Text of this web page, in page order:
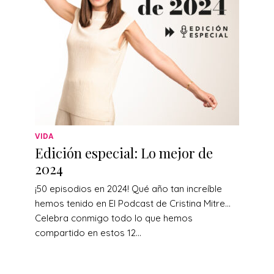
VIDA
Edición especial: Lo mejor de
2024
¡50 episodios en 2024! Qué año tan increíble
hemos tenido en El Podcast de Cristina Mitre…
Celebra conmigo todo lo que hemos
compartido en estos 12...